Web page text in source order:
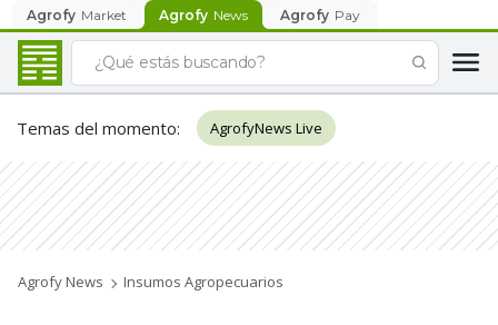
Agrofy Market Agrofy News Agrofy Pay
Temas del momento: AgrofyNews Live
Agrofy News Insumos Agropecuarios